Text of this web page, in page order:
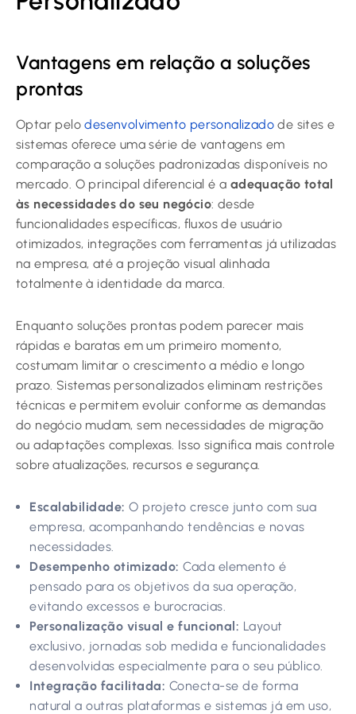
Vantagens em relação a soluções
prontas
Optar pelodesenvolvimento personalizado de sites e
sistemas oferece uma série de vantagens em
comparação a soluções padronizadas disponíveis no
mercado. O principal diferencial é a adequação total
às necessidades do seu negócio: desde
funcionalidades específicas, fluxos de usuário
otimizados, integrações com ferramentas já utilizadas
na empresa, até a projeção visual alinhada
totalmente à identidade da marca.
Enquanto soluções prontas podem parecer mais
rápidas e baratas em um primeiro momento,
costumam limitar o crescimento a médio e longo
prazo. Sistemas personalizados eliminam restrições
técnicas e permitem evoluir conforme as demandas
do negócio mudam, sem necessidades de migração
ou adaptações complexas. Isso significa mais controle
sobre atualizações, recursos e segurança.
Escalabilidade: O projeto cresce junto com sua
empresa, acompanhando tendências e novas
necessidades.
Desempenho otimizado: Cada elemento é
pensado para os objetivos da sua operação,
evitando excessos e burocracias.
Personalização visual e funcional: Layout
exclusivo, jornadas sob medida e funcionalidades
desenvolvidas especialmente para o seu público.
Integração facilitada: Conecta-se de forma
natural a outras plataformas e sistemas já em uso,